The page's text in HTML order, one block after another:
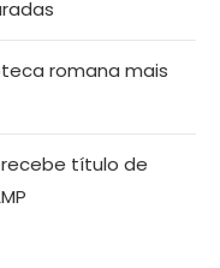
romana mais
recebe título de